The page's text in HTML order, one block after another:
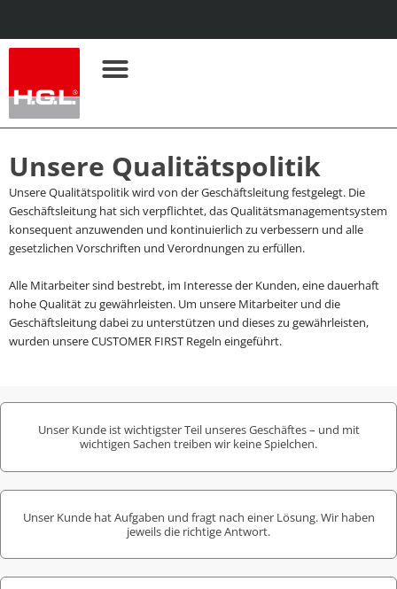
content
Unsere Qualitätspolitik
Unsere Qualitätspolitik wird von der Geschäftsleitung festgelegt. Die
Geschäftsleitung hat sich verpflichtet, das Qualitätsmanagementsystem
konsequent anzuwenden und kontinuierlich zu verbessern und alle
gesetzlichen Vorschriften und Verordnungen zu erfüllen.
Alle Mitarbeiter sind bestrebt, im Interesse der Kunden, eine dauerhaft
hohe Qualität zu gewährleisten. Um unsere Mitarbeiter und die
Geschäftsleitung dabei zu unterstützen und dieses zu gewährleisten,
wurden unsere CUSTOMER FIRST Regeln eingeführt.
Unser Kunde ist wichtigster Teil unseres Geschäftes – und mit
wichtigen Sachen treiben wir keine Spielchen.
Unser Kunde hat Aufgaben und fragt nach einer Lösung. Wir haben
jeweils die richtige Antwort.